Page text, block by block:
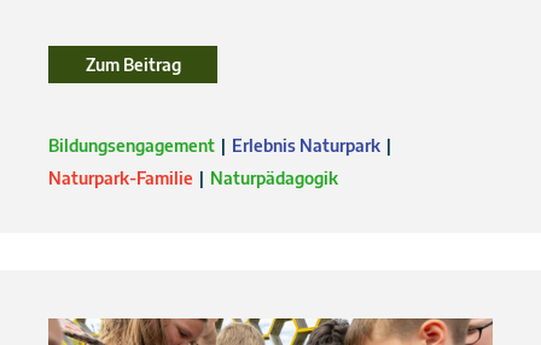
Zum Beitrag
Bildungsengagement
Erlebnis Naturpark
Naturpark-Familie
Naturpädagogik